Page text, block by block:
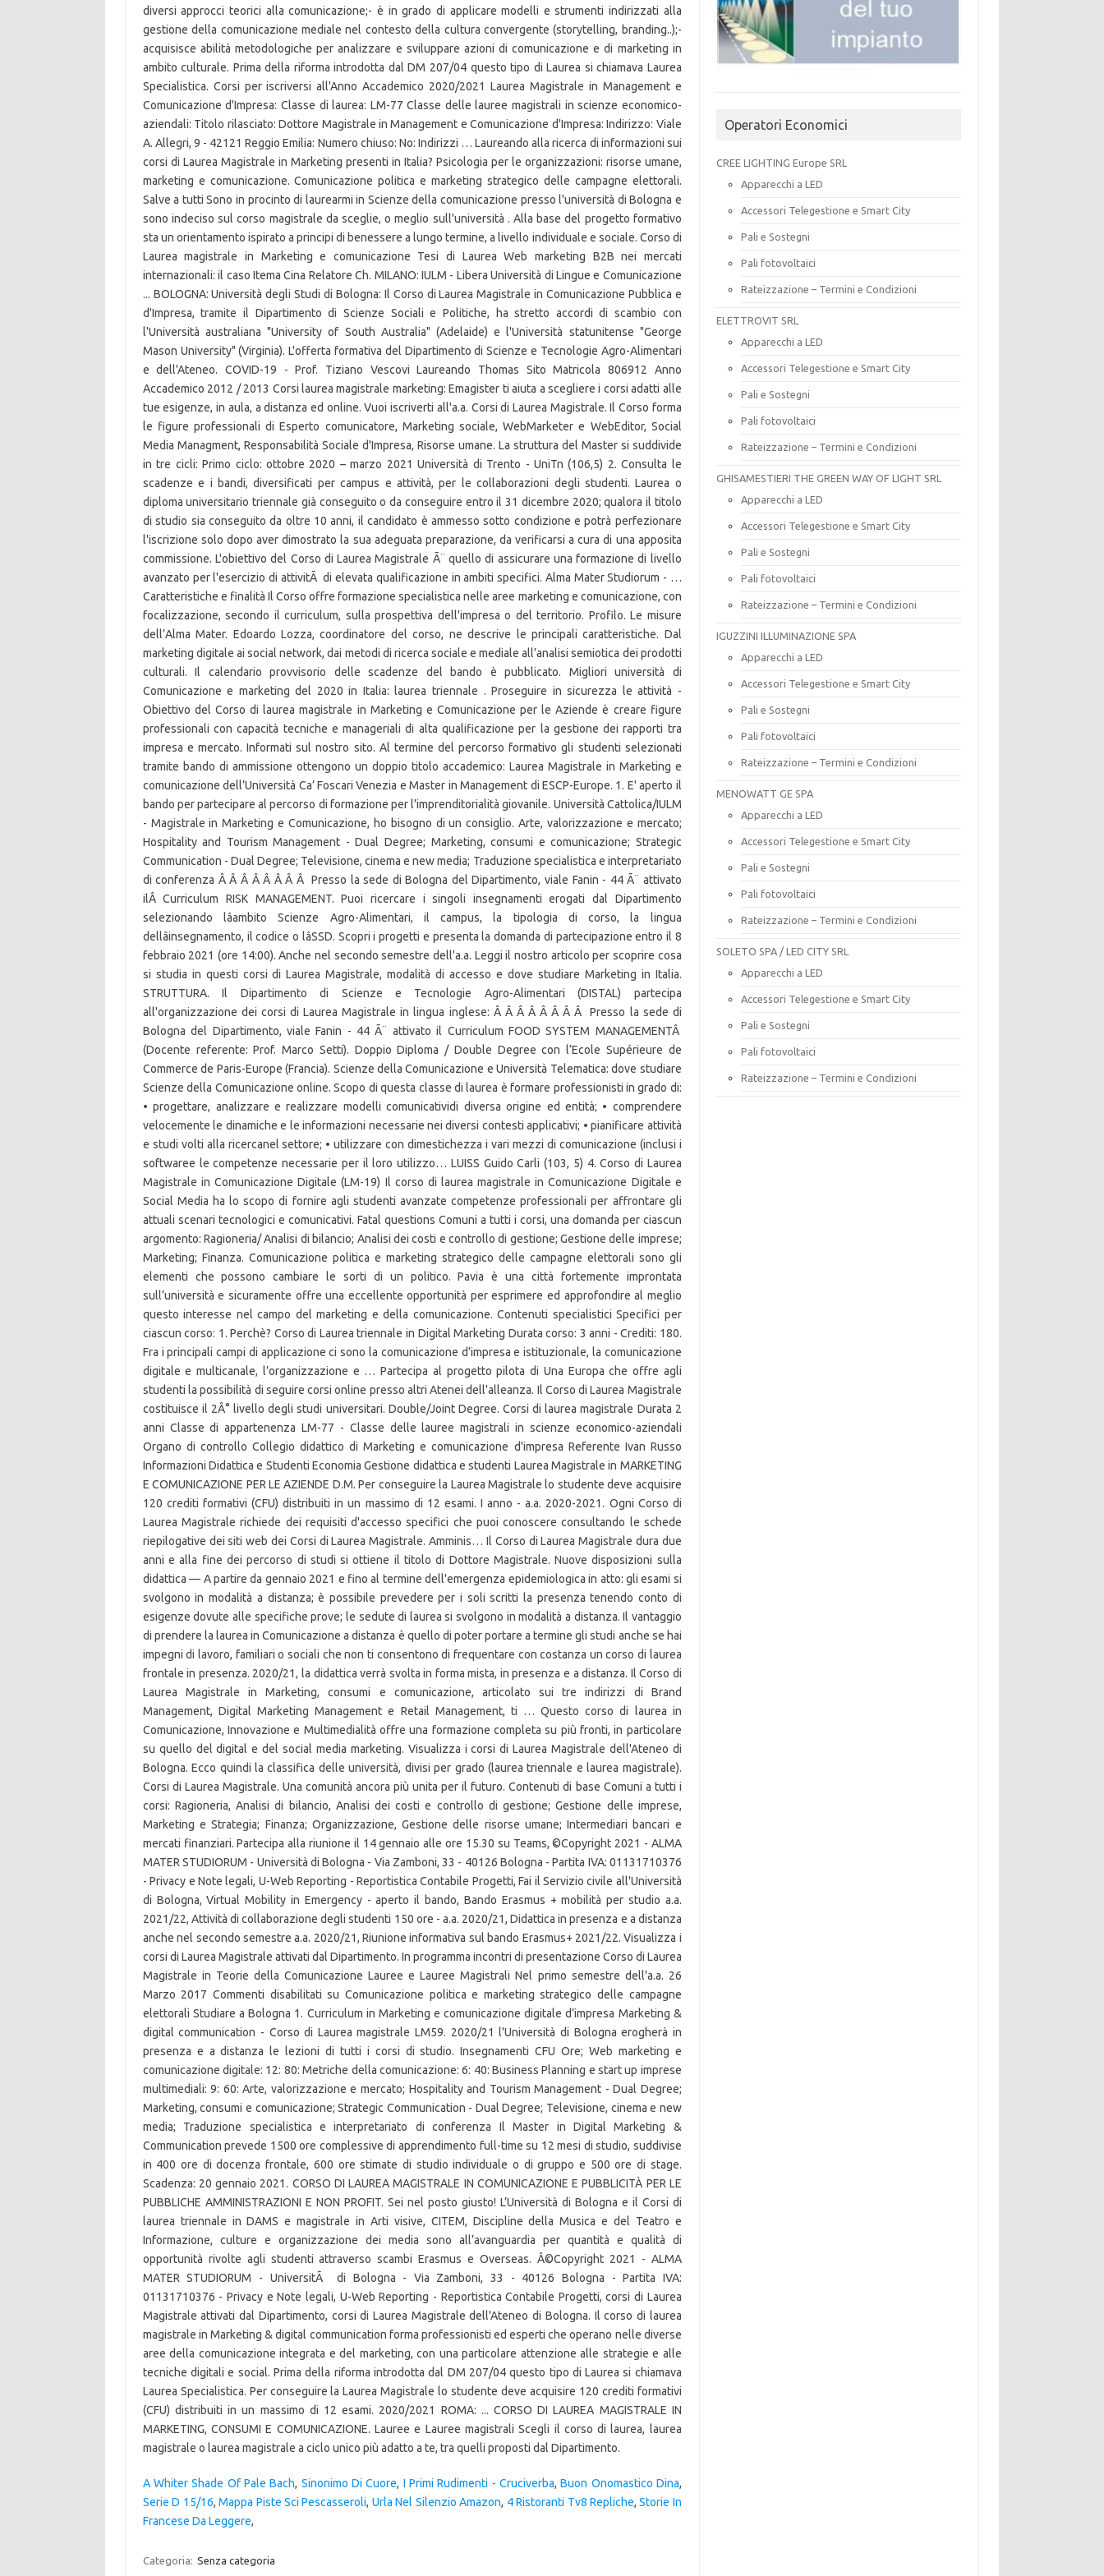
A Whiter Shade Of Pale Bach, Sinonimo Di Cuore, I Primi Rudimenti - Cruciverba,Buon Onomastico Dina,
Serie D 15/16,Mappa Piste Sci Pescasseroli, Urla Nel Silenzio Amazon, 4 Ristoranti Tv8 Repliche,Storie In
Francese Da Leggere,
Categoria: Senza categoria
Operatori Economici
CREE LIGHTING Europe SRL
Apparecchi a LED
Accessori Telegestione e Smart City
Pali e Sostegni
Pali fotovoltaici
Rateizzazione – Termini e Condizioni
ELETTROVIT SRL
Apparecchi a LED
Accessori Telegestione e Smart City
Pali e Sostegni
Pali fotovoltaici
Rateizzazione – Termini e Condizioni
GHISAMESTIERI THE GREEN WAY OF LIGHT SRL
Apparecchi a LED
Accessori Telegestione e Smart City
Pali e Sostegni
Pali fotovoltaici
Rateizzazione – Termini e Condizioni
IGUZZINI ILLUMINAZIONE SPA
Apparecchi a LED
Accessori Telegestione e Smart City
Pali e Sostegni
Pali fotovoltaici
Rateizzazione – Termini e Condizioni
MENOWATT GE SPA
Apparecchi a LED
Accessori Telegestione e Smart City
Pali e Sostegni
Pali fotovoltaici
Rateizzazione – Termini e Condizioni
SOLETO SPA / LED CITY SRL
Apparecchi a LED
Accessori Telegestione e Smart City
Pali e Sostegni
Pali fotovoltaici
Rateizzazione – Termini e Condizioni